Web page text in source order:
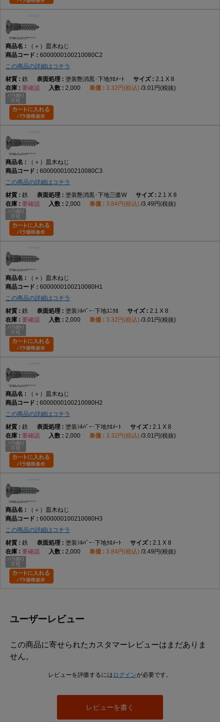
（＋）皿木ねじ
6000000100210080C2
この商品の詳細はコチラ
鉄
塗装艶消黒･下地ｸﾛﾒｰﾄ
2.1 X 8
要確認
2,000 3.32円(税込) 3.01円(税抜)
（＋）皿木ねじ
6000000100210080C3
この商品の詳細はコチラ
鉄
塗装艶消黒･下地三価W
2.1 X 8
要確認
2,000 3.84円(税込) 3.49円(税抜)
（＋）皿木ねじ
6000000100210080H1
この商品の詳細はコチラ
鉄
塗装ｼﾙﾊﾞｰ･下地ﾕﾆｸﾛ
2.1 X 8
要確認
2,000 3.32円(税込) 3.01円(税抜)
（＋）皿木ねじ
6000000100210080H2
この商品の詳細はコチラ
鉄
塗装ｼﾙﾊﾞｰ･下地ｸﾛﾒｰﾄ
2.1 X 8
要確認
2,000 3.32円(税込) 3.01円(税抜)
（＋）皿木ねじ
6000000100210080H3
この商品の詳細はコチラ
鉄
塗装ｼﾙﾊﾞｰ･下地ｸﾛﾒｰﾄ
2.1 X 8
要確認
2,000 3.84円(税込) 3.49円(税抜)
ユーザーレビュー
この商品に寄せられたカスタマーレビューはまだありま
せん。
レビューを評価するには ログインが必要です。
レビューを書く